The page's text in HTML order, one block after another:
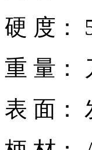
硬 度：
重 量：
表 面：